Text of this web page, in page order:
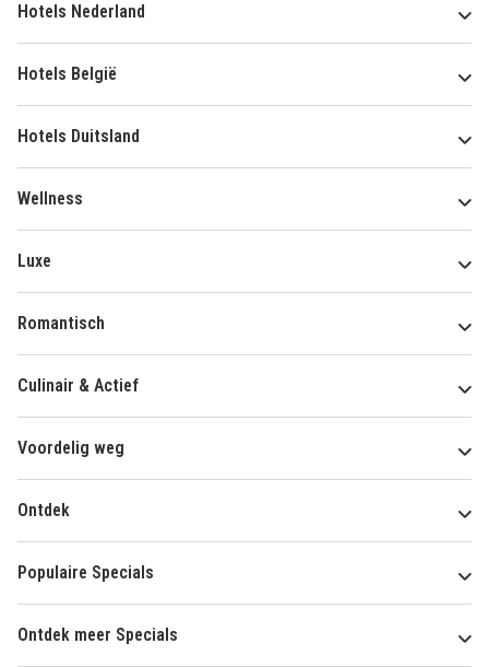
Hotels Nederland
Hotels België
Hotels Duitsland
Wellness
Luxe
Romantisch
Culinair & Actief
Voordelig weg
Ontdek
Populaire Specials
Ontdek meer Specials